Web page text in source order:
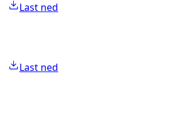
Last ned
Last ned